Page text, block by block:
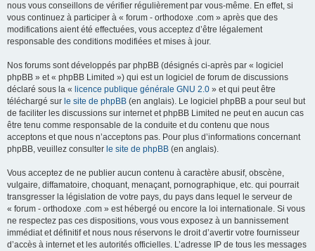
nous vous conseillons de vérifier régulièrement par vous-même. En effet, si
vous continuez à participer à « forum - orthodoxe .com » après que des
modifications aient été effectuées, vous acceptez d’être légalement
responsable des conditions modifiées et mises à jour.
Nos forums sont développés par phpBB (désignés ci-après par « logiciel
phpBB » et « phpBB Limited ») qui est un logiciel de forum de discussions
déclaré sous la « licence publique générale GNU 2.0 » et qui peut être
téléchargé sur le site de phpBB (en anglais). Le logiciel phpBB a pour seul but
de faciliter les discussions sur internet et phpBB Limited ne peut en aucun cas
être tenu comme responsable de la conduite et du contenu que nous
acceptons et que nous n’acceptons pas. Pour plus d’informations concernant
phpBB, veuillez consulter le site de phpBB (en anglais).
Vous acceptez de ne publier aucun contenu à caractère abusif, obscène,
vulgaire, diffamatoire, choquant, menaçant, pornographique, etc. qui pourrait
transgresser la législation de votre pays, du pays dans lequel le serveur de
« forum - orthodoxe .com » est hébergé ou encore la loi internationale. Si vous
ne respectez pas ces dispositions, vous vous exposez à un bannissement
immédiat et définitif et nous nous réservons le droit d’avertir votre fournisseur
d’accès à internet et les autorités officielles. L’adresse IP de tous les messages